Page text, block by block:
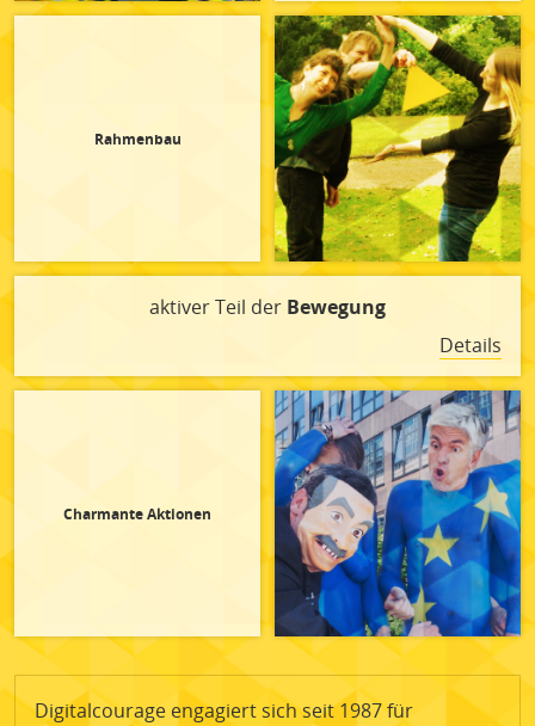
Rahmenbau
aktiver Teil der Bewegung
Details
Charmante Aktionen
Digitalcourage engagiert sich seit 1987 für